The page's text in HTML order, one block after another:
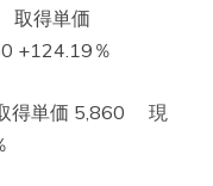
取得単価
+124.19％
得単価 5,860 現